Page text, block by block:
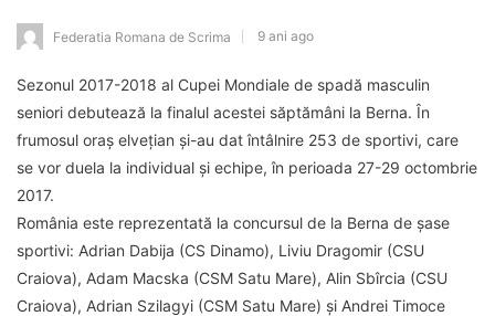
Federatia Romana de Scrima 9 ani ago
Sezonul 2017-2018 al Cupei Mondiale de spadă masculin
seniori debutează la finalul acestei săptămâni la Berna. În
frumosul oraș elvețian și-au dat întâlnire 253 de sportivi, care
se vor duela la individual și echipe, în perioada 27-29 octombrie
2017.
România este reprezentată la concursul de la Berna de șase
sportivi: Adrian Dabija (CS Dinamo), Liviu Dragomir (CSU
Craiova), Adam Macska (CSM Satu Mare), Alin Sbîrcia (CSU
Craiova), Adrian Szilagyi (CSM Satu Mare) și Andrei Timoce